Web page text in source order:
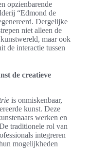
opzienbarende
“Edmond de
Dergelijke
niet alleen de
maar ook
de interactie tussen
de creatieve
is onmiskenbaar,
kunst. Deze
werken en
traditionele rol van
integreren
mogelijkheden